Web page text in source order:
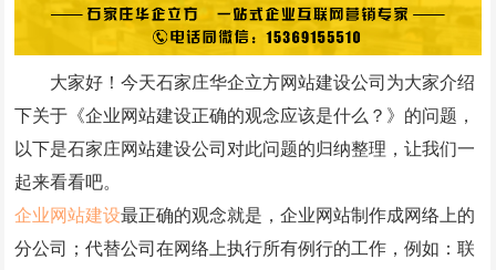
知乎代运营
geo
网站建设案例
大家好！今天石家庄华企立方网站建设公司为大家介绍
下关于《企业网站建设正确的观念应该是什么？》的问题，
以下是石家庄网站建设公司对此问题的归纳整理，让我们一
起来看看吧。
企业网站建设最正确的观念就是，企业网站制作成网络上的
分公司；代替公司在网络上执行所有例行的工作，例如：联